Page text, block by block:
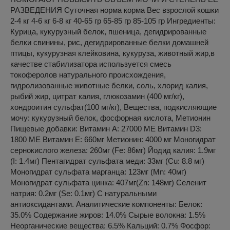
РАЗВЕДЕНИЯ Суточная норма корма Вес взрослой кошки
2-4 кг 4-6 кг 6-8 кг 40-65 гр 65-85 гр 85-105 гр Ингредиенты:
Курица, кукурузный белок, пшеница, дегидрированные
белки свинины, рис, дегидрированные белки домашней
птицы, кукурузная клейковина, кукуруза, животный жир,в
качестве стабилизатора используется смесь
токоферолов натурального происхождения,
гидролизованные животные белки, соль, хлорид калия,
рыбий жир, цитрат калия, глюкозамин (400 мг/кг),
хондроитин сульфат(100 мг/кг), Вещества, подкисляющие
мочу: кукурузный белок, фосфорная кислота, Метионин
Пищевые добавки: Витамин A: 27000 ME Витамин D3:
1800 ME Витамин E: 660мг Метионин: 4000 мг Моногидрат
сернокислого железа: 260мг (Fe: 86мг) Йодид калия: 1.9мг
(I: 1.4мг) Пентагидрат сульфата меди: 33мг (Cu: 8.8 мг)
Моногидрат сульфата марганца: 123мг (Mn: 40мг)
Моногидрат сульфата цинка: 407мг(Zn: 148мг) Селенит
натрия: 0.2мг (Se: 0.1мг) С натуральными
антиоксидантами. Аналитические компоненты: Белок:
35.0% Содержание жиров: 14.0% Сырые волокна: 1.5%
Неорганические вещества: 6.5% Кальций: 0.7% Фосфор: